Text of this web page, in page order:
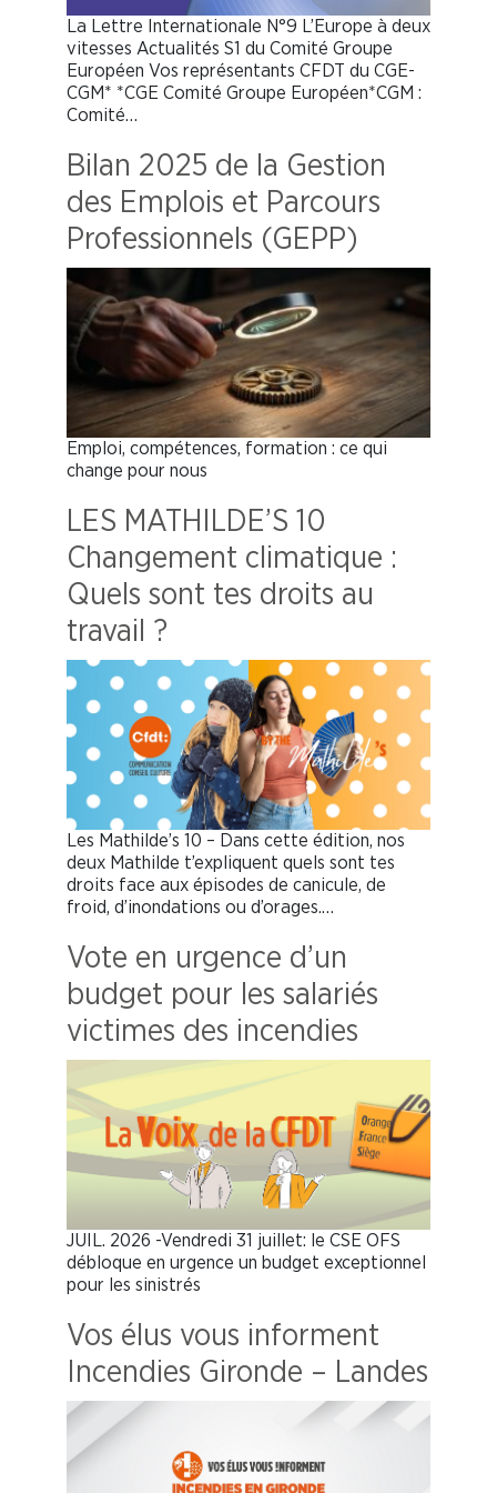
La Lettre Internationale N°9 L’Europe à deux
vitesses Actualités S1 du Comité Groupe
Européen Vos représentants CFDT du CGE-
CGM* *CGE Comité Groupe Européen*CGM :
Comité…
Bilan 2025 de la Gestion
des Emplois et Parcours
Professionnels (GEPP)
Emploi, compétences, formation : ce qui
change pour nous
LES MATHILDE’S 10
Changement climatique :
Quels sont tes droits au
travail ?
Les Mathilde’s 10 – Dans cette édition, nos
deux Mathilde t’expliquent quels sont tes
droits face aux épisodes de canicule, de
froid, d’inondations ou d’orages.…
Vote en urgence d’un
budget pour les salariés
victimes des incendies
JUIL. 2026 -Vendredi 31 juillet: le CSE OFS
débloque en urgence un budget exceptionnel
pour les sinistrés
Vos élus vous informent
Incendies Gironde – Landes